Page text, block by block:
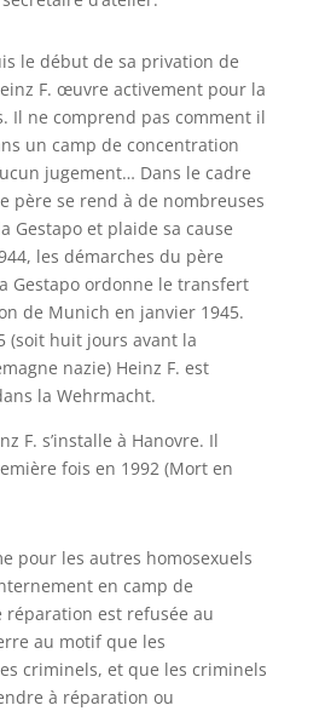
le début de sa privation de
F. œuvre activement pour la
Il ne comprend pas comment il
un camp de concentration
jugement… Dans le cadre
père se rend à de nombreuses
Gestapo et plaide sa cause
les démarches du père
Gestapo ordonne le transfert
de Munich en janvier 1945.
(soit huit jours avant la
nazie) Heinz F. est
la Wehrmacht.
F. s’installe à Hanovre. Il
fois en 1992 (Mort en
pour les autres homosexuels
en camp de
est refusée au
au motif que les
criminels, et que les criminels
à réparation ou